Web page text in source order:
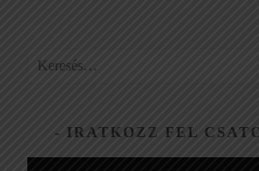
Keresés:
IRATKOZZ FEL